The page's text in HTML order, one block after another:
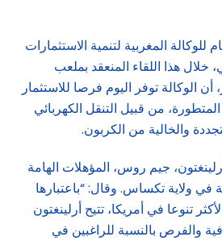
للوكالة المغربية لتنمية الاستثمارات
هذا اللقاء المنعقد بملعب
الوكالة توفر اليوم فرصا للاستثمار
من قبيل التنقل الكهربائي
والخالية من الكربون.
جيم روس، المؤهلات الهامة
في ولاية تكساس. وقال: “باعتبارها
تنوعا في أمريكا، تتيح أرلينغتون
والفرص بالنسبة للراغبين في